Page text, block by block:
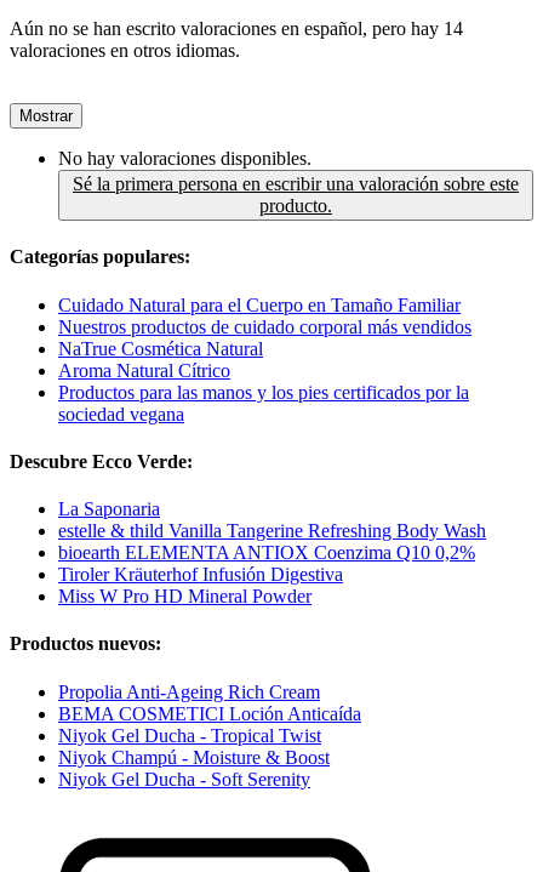
Aún no se han escrito valoraciones en español, pero hay 14
valoraciones en otros idiomas.
Mostrar
No hay valoraciones disponibles.
Sé la primera persona en escribir una valoración sobre este
producto.
Categorías populares:
Cuidado Natural para el Cuerpo en Tamaño Familiar
Nuestros productos de cuidado corporal más vendidos
NaTrue Cosmética Natural
Aroma Natural Cítrico
Productos para las manos y los pies certificados por la
sociedad vegana
Descubre Ecco Verde:
La Saponaria
estelle & thild Vanilla Tangerine Refreshing Body Wash
bioearth ELEMENTA ANTIOX Coenzima Q10 0,2%
Tiroler Kräuterhof Infusión Digestiva
Miss W Pro HD Mineral Powder
Productos nuevos:
Propolia Anti-Ageing Rich Cream
BEMA COSMETICI Loción Anticaída
Niyok Gel Ducha - Tropical Twist
Niyok Champú - Moisture & Boost
Niyok Gel Ducha - Soft Serenity